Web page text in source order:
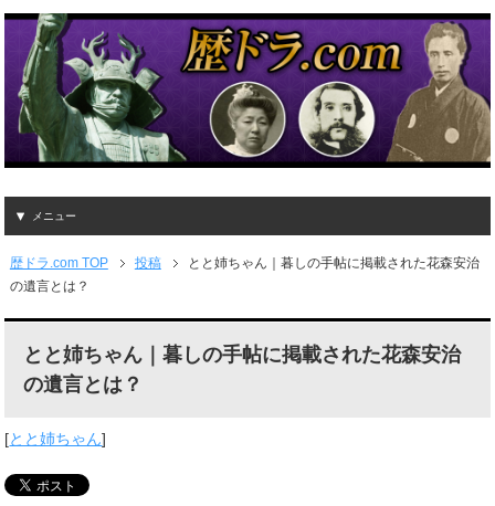
メニュー
歴ドラ.com TOP 投稿
とと姉ちゃん｜暮しの手帖に掲載された花森安治
の遺言とは？
とと姉ちゃん｜暮しの手帖に掲載された花森安治
の遺言とは？
[とと姉ちゃん]